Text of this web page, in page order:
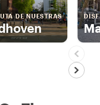
DE NUESTRAS